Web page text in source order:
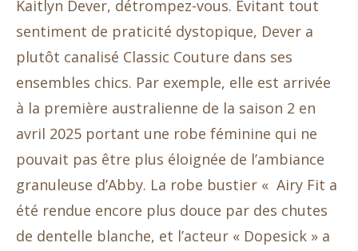
Kaitlyn Dever, détrompez-vous. Évitant tout
sentiment de praticité dystopique, Dever a
plutôt canalisé Classic Couture dans ses
ensembles chics. Par exemple, elle est arrivée
à la première australienne de la saison 2 en
avril 2025 portant une robe féminine qui ne
pouvait pas être plus éloignée de l’ambiance
granuleuse d’Abby. La robe bustier « Airy Fit a
été rendue encore plus douce par des chutes
de dentelle blanche, et l’acteur « Dopesick » a